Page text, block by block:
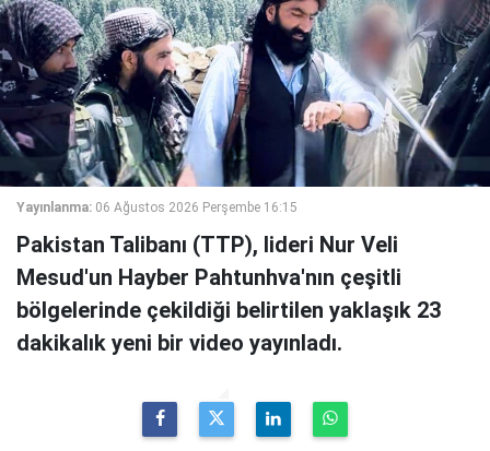
Yayınlanma: 06 Ağustos 2026 Perşembe 16:15
Pakistan Talibanı (TTP), lideri Nur Veli
Mesud'un Hayber Pahtunhva'nın çeşitli
bölgelerinde çekildiği belirtilen yaklaşık 23
dakikalık yeni bir video yayınladı.